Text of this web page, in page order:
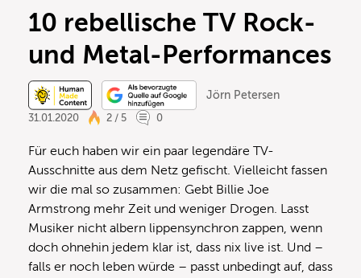
10 rebellische TV Rock-
und Metal-Performances
Jörn Petersen
31.01.2020
2 / 5 0
Für euch haben wir ein paar legendäre TV-
Ausschnitte aus dem Netz gefischt. Vielleicht fassen
wir die mal so zusammen: Gebt Billie Joe
Armstrong mehr Zeit und weniger Drogen. Lasst
Musiker nicht albern lippensynchron zappen, wenn
doch ohnehin jedem klar ist, dass nix live ist. Und –
falls er noch leben würde – passt unbedingt auf, dass